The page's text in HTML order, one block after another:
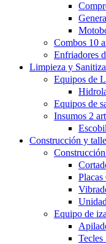
Combos 10
Enfriadores
Limpieza y
Equipos de
Equipos de
Insumos 2
Construcción y
Construcción
Placas
Equipo de
Tecles